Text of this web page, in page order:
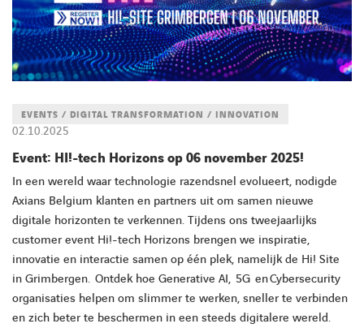
02.10.2025
EVENTS / DIGITAL TRANSFORMATION / INNOVATION
Event: HI!-tech Horizons op 06 november 2025!
In een wereld waar technologie razendsnel evolueert, nodigde
Axians Belgium klanten en partners uit om samen nieuwe
digitale horizonten te verkennen. Tijdens ons tweejaarlijks
customer event Hi!-tech Horizons brengen we inspiratie,
innovatie en interactie samen op één plek, namelijk de Hi! Site
in Grimbergen. Ontdek hoe Generative AI, 5G en Cybersecurity
organisaties helpen om slimmer te werken, sneller te verbinden
en zich beter te beschermen in een steeds digitalere wereld.